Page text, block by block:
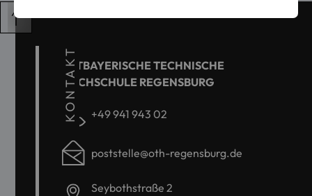
KONTAKT
OSTBAYERISCHE TECHNISCHE
HOCHSCHULE REGENSBURG
+49 941 943 02
poststelle@oth-regensburg.de
Seybothstraße 2